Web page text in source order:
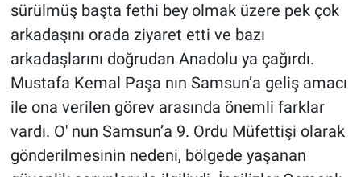
sürülmüş başta fethi bey olmak üzere pek çok
arkadaşını orada ziyaret etti ve bazı
arkadaşlarını doğrudan Anadolu ya çağırdı.
Mustafa Kemal Paşa nın Samsun’a geliş amacı
ile ona verilen görev arasında önemli farklar
vardı. O' nun Samsun’a 9. Ordu Müfettişi olarak
gönderilmesinin nedeni, bölgede yaşanan